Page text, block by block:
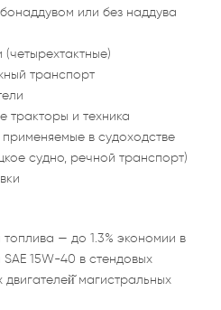
или без наддува
(четырехтактные)
транспорт
тракторы и техника
в судоходстве
судно, речной транспорт)
— до 1.3% экономии в
15W-40 в стендовых
двигателей̆ магистральных